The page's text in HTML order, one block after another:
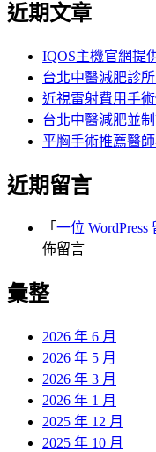
近期文章
IQOS主機官網提
台北中醫減肥診
近視雷射費用手
台北中醫減肥並
平胸手術推薦醫
近期留言
「 一位 WordPress
佈留言
彙整
2026 年 6 月
2026 年 5 月
2026 年 3 月
2026 年 1 月
2025 年 12 月
2025 年 10 月